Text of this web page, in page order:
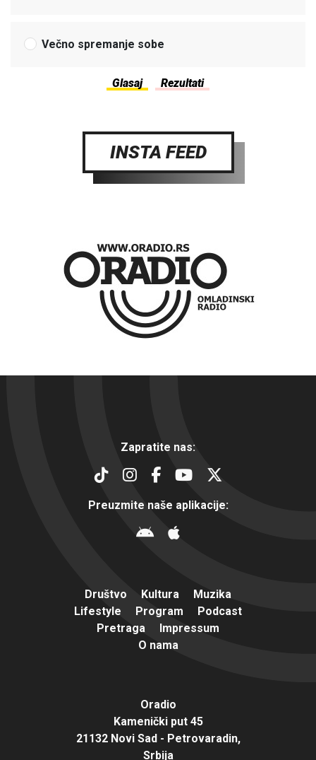
Večno spremanje sobe
INSTA FEED
Zapratite nas:
Preuzmite naše aplikacije:
Društvo Kultura
Muzika
Lifestyle
Program
Podcast
Pretraga
Impressum
O nama
Oradio
Kamenički put 45
21132 Novi Sad - Petrovaradin,
Srbija